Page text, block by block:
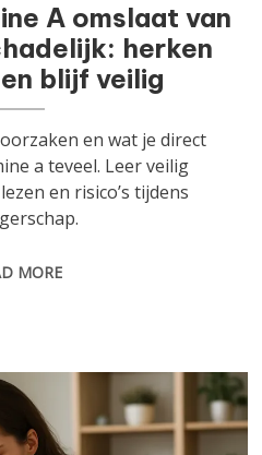
A omslaat van
herken
blijf veilig
en wat je direct
a teveel. Leer veilig
en risico’s tijdens
MORE